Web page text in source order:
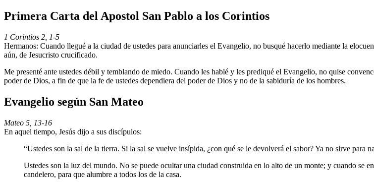
Primera Carta del Apostol San Pablo a los Corintios
1 Corintios 2, 1-5
Hermanos: Cuando llegué a la ciudad de ustedes para anunciarles el Evangelio, no busqué hacerlo mediante la
aún, de Jesucristo crucificado.
Me presenté ante ustedes débil y temblando de miedo. Cuando les hablé y les prediqué el Evangelio, no quise
poder de Dios, a fin de que la fe de ustedes dependiera del poder de Dios y no de la sabiduría de los hombres.
Evangelio según San Mateo
Mateo 5, 13-16
En aquel tiempo, Jesús dijo a sus discípulos:
“Ustedes son la sal de la tierra. Si la sal se vuelve insípida, ¿con qué se le devolverá el sabor? Ya no sirve para
Ustedes son la luz del mundo. No se puede ocultar una ciudad construida en lo alto de un monte; y cuando se
candelero, para que alumbre a todos los de la casa.